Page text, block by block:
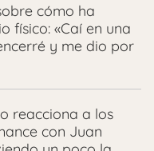
cómo ha
físico: «Caí en una
y me dio por
reacciona a los
con Juan